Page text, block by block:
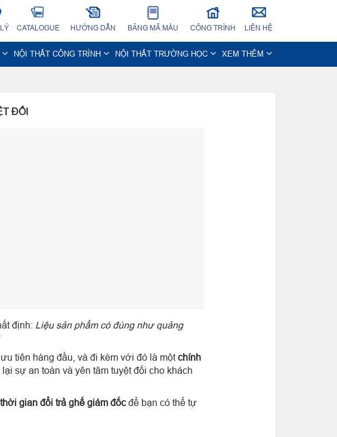
CATALOGUE HƯỚNG DẪN BẢNG MÃ MÀU CÔNG TRÌNH LIÊN HỆ
NỘI THẤT CÔNG TRÌNH NỘI THẤT TRƯỜNG HỌC XEM THÊM
ĐỐI
định: Liệu sản phẩm có đúng như quảng
tiên hàng đầu, và đi kèm với đó là mộtchính
sự an toàn và yên tâm tuyệt đối cho khách
thời gian đổi trả ghế giám đốcđể bạn có thể tự